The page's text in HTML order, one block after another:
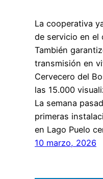
La cooperativa
de servicio en el
También
transmisión en
Cervecero del
las 15.000
La semana
primeras
en Lago Puelo
10 marzo, 2026